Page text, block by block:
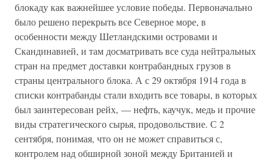
блокаду как важнейшее условие победы. Первоначально
было решено перекрыть все Северное море, в
особенности между Шетландскими островами и
Скандинавией, и там досматривать все суда нейтральных
стран на предмет доставки контрабандных грузов в
страны центрального блока. А с 29 октября 1914 года в
списки контрабанды стали входить все товары, в которых
был заинтересован рейх, — нефть, каучук, медь и прочие
виды стратегического сырья, продовольствие. С 2
сентября, понимая, что он не может справиться с,
контролем над обширной зоной между Британией и